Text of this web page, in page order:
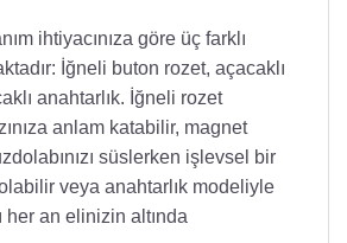
ihtiyacınıza göre üç farklı
İğneli buton rozet, açacaklı
anahtarlık. İğneli rozet
anlam katabilir, magnet
süslerken işlevsel bir
veya anahtarlık modeliyle
her an elinizin altında